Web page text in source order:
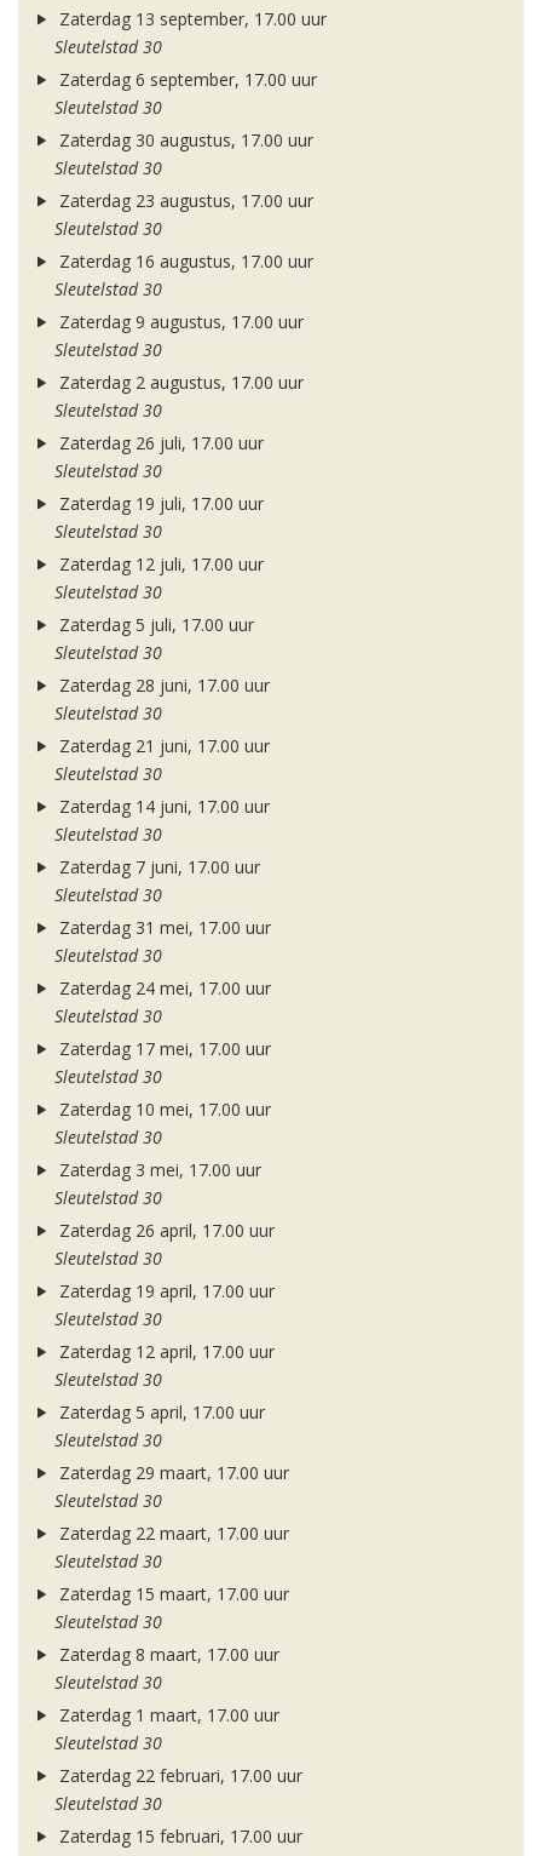
Zaterdag 13 september, 17.00 uur
Sleutelstad 30
Zaterdag 6 september, 17.00 uur
Sleutelstad 30
Zaterdag 30 augustus, 17.00 uur
Sleutelstad 30
Zaterdag 23 augustus, 17.00 uur
Sleutelstad 30
Zaterdag 16 augustus, 17.00 uur
Sleutelstad 30
Zaterdag 9 augustus, 17.00 uur
Sleutelstad 30
Zaterdag 2 augustus, 17.00 uur
Sleutelstad 30
Zaterdag 26 juli, 17.00 uur
Sleutelstad 30
Zaterdag 19 juli, 17.00 uur
Sleutelstad 30
Zaterdag 12 juli, 17.00 uur
Sleutelstad 30
Zaterdag 5 juli, 17.00 uur
Sleutelstad 30
Zaterdag 28 juni, 17.00 uur
Sleutelstad 30
Zaterdag 21 juni, 17.00 uur
Sleutelstad 30
Zaterdag 14 juni, 17.00 uur
Sleutelstad 30
Zaterdag 7 juni, 17.00 uur
Sleutelstad 30
Zaterdag 31 mei, 17.00 uur
Sleutelstad 30
Zaterdag 24 mei, 17.00 uur
Sleutelstad 30
Zaterdag 17 mei, 17.00 uur
Sleutelstad 30
Zaterdag 10 mei, 17.00 uur
Sleutelstad 30
Zaterdag 3 mei, 17.00 uur
Sleutelstad 30
Zaterdag 26 april, 17.00 uur
Sleutelstad 30
Zaterdag 19 april, 17.00 uur
Sleutelstad 30
Zaterdag 12 april, 17.00 uur
Sleutelstad 30
Zaterdag 5 april, 17.00 uur
Sleutelstad 30
Zaterdag 29 maart, 17.00 uur
Sleutelstad 30
Zaterdag 22 maart, 17.00 uur
Sleutelstad 30
Zaterdag 15 maart, 17.00 uur
Sleutelstad 30
Zaterdag 8 maart, 17.00 uur
Sleutelstad 30
Zaterdag 1 maart, 17.00 uur
Sleutelstad 30
Zaterdag 22 februari, 17.00 uur
Sleutelstad 30
Zaterdag 15 februari, 17.00 uur